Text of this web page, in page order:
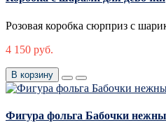
Розовая коробка сюрприз с
4 150 руб.
В корзину
Фигура фольга Бабочки